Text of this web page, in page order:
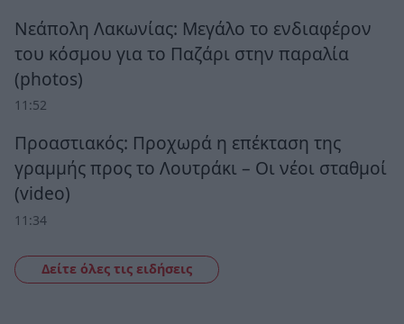
Νεάπολη Λακωνίας: Μεγάλο το ενδιαφέρον
του κόσμου για το Παζάρι στην παραλία
(photos)
11:52
Προαστιακός: Προχωρά η επέκταση της
γραμμής προς το Λουτράκι – Οι νέοι σταθμοί
(video)
11:34
Δείτε όλες τις ειδήσεις